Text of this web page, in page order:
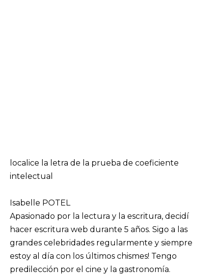
localice la letra de la prueba de coeficiente
intelectual
Isabelle POTEL
Apasionado por la lectura y la escritura, decidí
hacer escritura web durante 5 años. Sigo a las
grandes celebridades regularmente y siempre
estoy al día con los últimos chismes! Tengo
predilección por el cine y la gastronomía.